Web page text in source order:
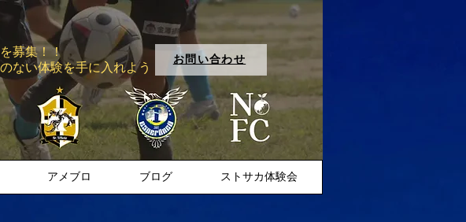
お問い合わせ
募集！！
ない体験を手に入れよう
アメブロ ブログ ストサカ体験会